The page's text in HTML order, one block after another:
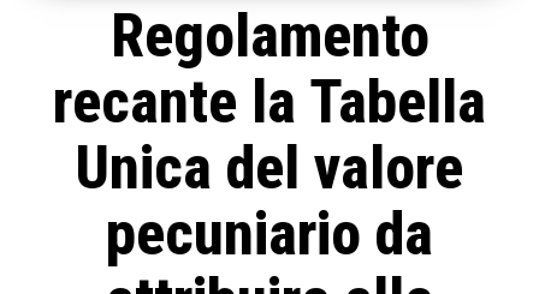
Regolamento
recante la Tabella
Unica del valore
pecuniario da